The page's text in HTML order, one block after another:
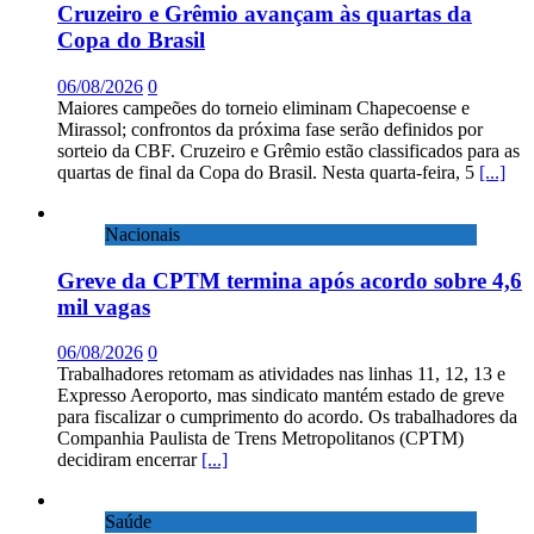
Cruzeiro e Grêmio avançam às quartas da
Copa do Brasil
06/08/2026 0
Maiores campeões do torneio eliminam Chapecoense e
Mirassol; confrontos da próxima fase serão definidos por
sorteio da CBF. Cruzeiro e Grêmio estão classificados para as
quartas de final da Copa do Brasil. Nesta quarta-feira, 5 [...]
Nacionais
Greve da CPTM termina após acordo sobre 4,6
mil vagas
06/08/2026 0
Trabalhadores retomam as atividades nas linhas 11, 12, 13 e
Expresso Aeroporto, mas sindicato mantém estado de greve
para fiscalizar o cumprimento do acordo. Os trabalhadores da
Companhia Paulista de Trens Metropolitanos (CPTM)
decidiram encerrar [...]
Saúde